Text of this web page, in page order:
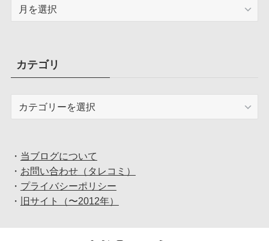
ブカテゴリ
・ 当ブログについて
・ お問い合わせ（タレコミ）
・ プライバシーポリシー
・
旧サイト（〜2012年）